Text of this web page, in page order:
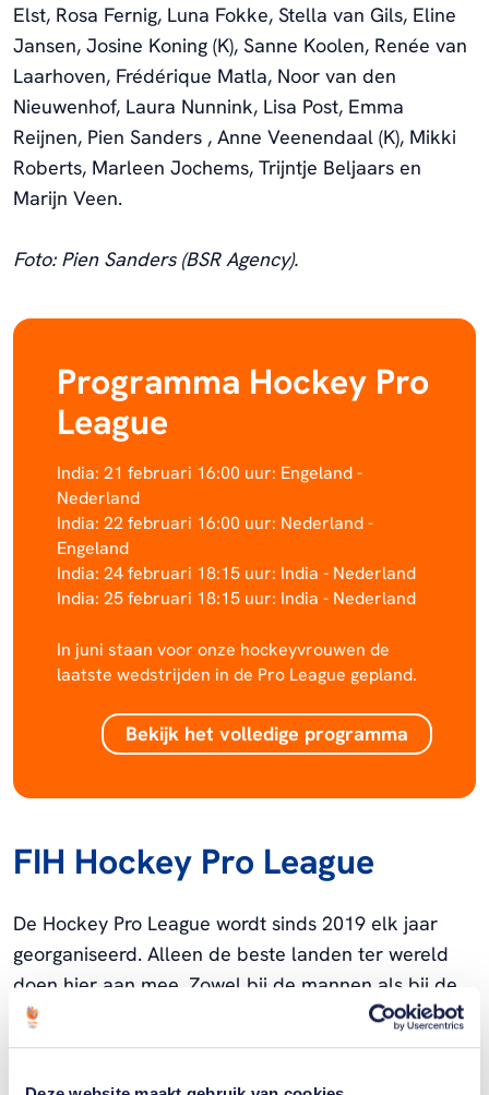
Elst, Rosa Fernig, Luna Fokke, Stella van Gils, Eline
Jansen, Josine Koning (K), Sanne Koolen, Renée van
Laarhoven, Frédérique Matla, Noor van den
Nieuwenhof, Laura Nunnink, Lisa Post, Emma
Reijnen, Pien Sanders , Anne Veenendaal (K), Mikki
Roberts, Marleen Jochems, Trijntje Beljaars en
Marijn Veen.
Foto: Pien Sanders (BSR Agency).
Programma Hockey Pro
League
India: 21 februari 16:00 uur: Engeland -
Nederland
India: 22 februari 16:00 uur: Nederland -
Engeland
India: 24 februari 18:15 uur: India - Nederland
India: 25 februari 18:15 uur: India - Nederland
In juni staan voor onze hockeyvrouwen de
laatste wedstrijden in de Pro League gepland.
Bekijk het volledige programma
FIH Hockey Pro League
De Hockey Pro League wordt sinds 2019 elk jaar
georganiseerd. Alleen de beste landen ter wereld
doen hier aan mee. Zowel bij de mannen als bij de
vrouwen spelen alle negen deelnemende landen
twee keer tegen elkaar in steeds een ander land.